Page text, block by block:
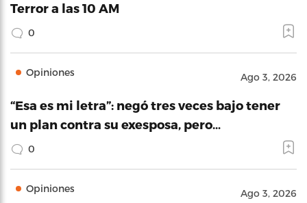
Terror a las 10 AM
0
Opiniones Ago 3, 2026
“Esa es mi letra”: negó tres veces bajo tener
un plan contra su exesposa, pero…
0
Opiniones Ago 3, 2026